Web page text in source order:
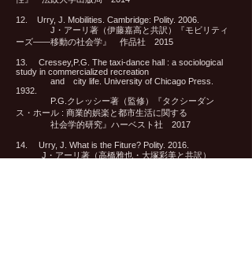
12. Urry, J. Mobilities. Cambridge: Polity. 2006.
J・アーリ著（伊藤嘉高と共訳）『モビリティ
ーズ――移動の社会学』 作品社 2015
13. Cressey,P.G. The taxi-dance hall : a sociological
study in commercialized recreation
and city life. University of Chicago Press.
1932.
P.G.クレッシー著（監修）『タクシーダン
ス・ホール : 商業的娯楽と都市生活に関する
社会学的研究』ハーベスト社 2017
14. Urry, J. What is the Fiture? Polity. 2016.
J・アーリ著（高橋雅也・大塚彩美と共訳）